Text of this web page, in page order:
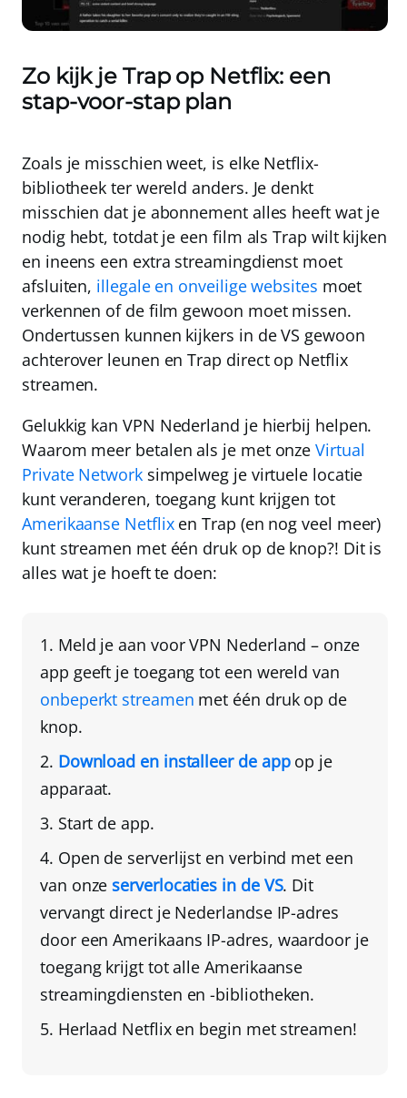
Zo kijk je Trap op Netflix: een
stap-voor-stap plan
Zoals je misschien weet, is elke Netflix-
bibliotheek ter wereld anders. Je denkt
misschien dat je abonnement alles heeft wat je
nodig hebt, totdat je een film als Trap wilt kijken
en ineens een extra streamingdienst moet
afsluiten, illegale en onveilige websites moet
verkennen of de film gewoon moet missen.
Ondertussen kunnen kijkers in de VS gewoon
achterover leunen en Trap direct op Netflix
streamen.
Gelukkig kan VPN Nederland je hierbij helpen.
Waarom meer betalen als je met onzeVirtual
Private Networksimpelweg je virtuele locatie
kunt veranderen, toegang kunt krijgen tot
Amerikaanse Netflixen Trap (en nog veel meer)
kunt streamen met één druk op de knop?! Dit is
alles wat je hoeft te doen:
Meld je aan voorVPN Nederland – onze
app geeft je toegang tot een wereld van
onbeperkt streamen met één druk op de
knop.
Download en installeer de appop je
apparaat.
Start de app.
Open de serverlijst en verbind met een
van onzeserverlocaties in de VS. Dit
vervangt direct je Nederlandse IP-adres
door een Amerikaans IP-adres, waardoor je
toegang krijgt tot alle Amerikaanse
streamingdiensten en -bibliotheken.
Herlaad Netflix en begin met streamen!